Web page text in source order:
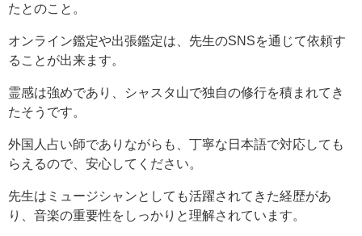
たとのこと。
オンライン鑑定や出張鑑定は、先生のSNSを通じて依頼す
ることが出来ます。
霊感は強めであり、シャスタ山で独自の修行を積まれてき
たそうです。
外国人占い師でありながらも、丁寧な日本語で対応しても
らえるので、安心してください。
先生はミュージシャンとしても活躍されてきた経歴があ
り、音楽の重要性をしっかりと理解されています。